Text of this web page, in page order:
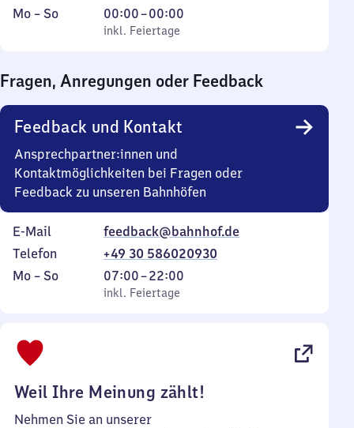
Montag
Mo – So,
inkl. Feiertage
00:00–00:00
Von
0
0
Uhr
inkl. Feiertage
Fragen, Anregungen oder Feedback
Feedback und Kontakt
Ansprechpartner:innen und
Kontaktmöglichkeiten bei Fragen oder
Feedback zu unseren Bahnhöfen
E-Mail
feedback@bahnhof.de
Telefon
+49 30 586020930
Montag
Mo – So,
inkl. Feiertage
07:00–22:00
Von
7
inkl. Feiertage
Weil Ihre Meinung zählt!
Nehmen Sie an unserer